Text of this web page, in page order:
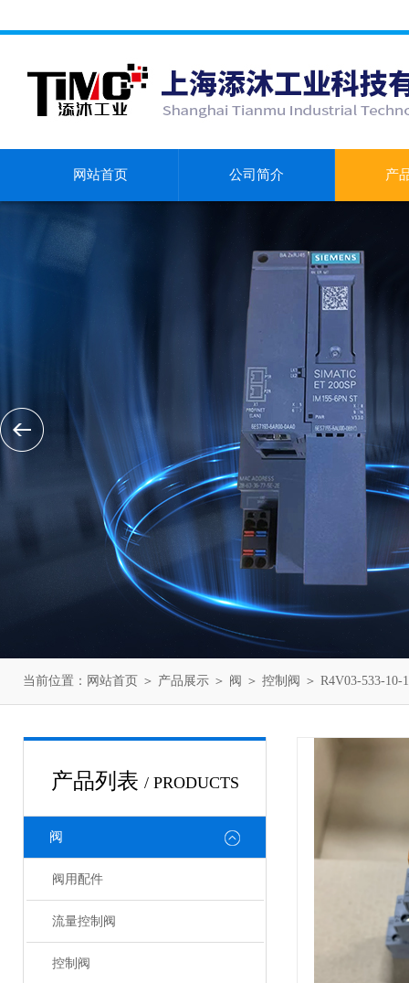
网站首页 公司简介 产
当前位置： 网站首页 ＞ 产品展示 ＞ 阀 ＞ 控制阀 ＞ R4V03-533-10-
产品列表 / PRODUCTS
阀
阀用配件
流量控制阀
控制阀